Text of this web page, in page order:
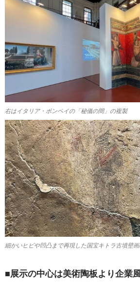
右はイタリア・ポンペイの「秘儀の間」の複製
細かいヒビや凹凸まで再現した国宝キトラ古墳壁
■展示の中心は美術陶板より企業